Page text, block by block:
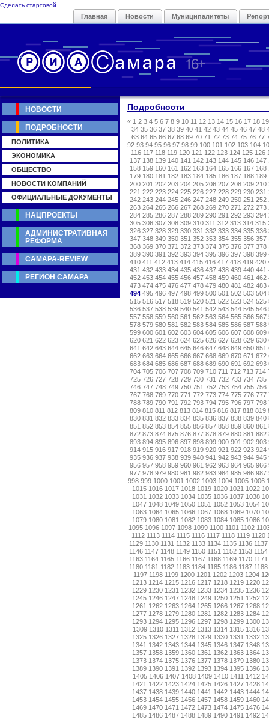
Сделать стартовой
Главная Новости Муниципалитеты
Подробности
« 1 2 3 4 5 6 7 8 9 10 11 12 13 14 15 16 17 18 19
34 35 36 37 38 39 40 41 42 43 44 45 46 47 48
63 64 65 66 67 68 69 70 71 72 73 74 75 76 77
92 93 94 95 96 97 98 99 100 101 102 103 104
116 117 118 119 120 121 122 123 124 125 126
137 138 139 140 141 142 143 144 145 146 147
158 159 160 161 162 163 164 165 166 167 168
179 180 181 182 183 184 185 186 187 188 189
200 201 202 203 204 205 206 207 208 209 210
221 222 223 224 225 226 227 228 229 230 231
242 243 244 245 246 247 248 249 250 251 252
263 264 265 266 267 268 269 270 271 272 273
284 285 286 287 288 289 290 291 292 293 294
305 306 307 308 309 310 311 312 313 314 315
326 327 328 329 330 331 332 333 334 335 336
347 348 349 350 351 352 353 354 355 356 357
368 369 370 371 372 373 374 375 376 377 378
389 390 391 392 393 394 395 396 397 398 399
410 411 412 413 414 415 416 417 418 419 420
431 432 433 434 435 436 437 438 439 440 441
452 453 454 455 456 457 458 459 460 461 462
473 474 475 476 477 478 479 480 481 482 483
494495 496 497 498 499 500 501 502 503 504
515 516 517 518 519 520 521 522 523 524 525
536 537 538 539 540 541 542 543 544 545 546
557 558 559 560 561 562 563 564 565 566 567
578 579 580 581 582 583 584 585 586 587 588
599 600 601 602 603 604 605 606 607 608 609
620 621 622 623 624 625 626 627 628 629 630
641 642 643 644 645 646 647 648 649 650 651
662 663 664 665 666 667 668 669 670 671 672
683 684 685 686 687 688 689 690 691 692 693
704 705 706 707 708 709 710 711 712 713 714
725 726 727 728 729 730 731 732 733 734 735
746 747 748 749 750 751 752 753 754 755 756
767 768 769 770 771 772 773 774 775 776 777
788 789 790 791 792 793 794 795 796 797 798
809 810 811 812 813 814 815 816 817 818 819
830 831 832 833 834 835 836 837 838 839 840
851 852 853 854 855 856 857 858 859 860 861
872 873 874 875 876 877 878 879 880 881 882
893 894 895 896 897 898 899 900 901 902 903
914 915 916 917 918 919 920 921 922 923 924
935 936 937 938 939 940 941 942 943 944 945
956 957 958 959 960 961 962 963 964 965 966
977 978 979 980 981 982 983 984 985 986 987
998 999 1000 1001 1002 1003 1004 1005 1006
1015 1016 1017 1018 1019 1020 1021 1022
1031 1032 1033 1034 1035 1036 1037 1038
1047 1048 1049 1050 1051 1052 1053 1054
1063 1064 1065 1066 1067 1068 1069 1070
1079 1080 1081 1082 1083 1084 1085 1086
1095 1096 1097 1098 1099 1100 1101 1102
1112 1113 1114 1115 1116 1117 1118 1119 1120
1129 1130 1131 1132 1133 1134 1135 1136 1137
1146 1147 1148 1149 1150 1151 1152 1153 1154
1163 1164 1165 1166 1167 1168 1169 1170 1171
1180 1181 1182 1183 1184 1185 1186 1187 1188
1197 1198 1199 1200 1201 1202 1203 1204
1213 1214 1215 1216 1217 1218 1219 1220
1229 1230 1231 1232 1233 1234 1235 1236
1245 1246 1247 1248 1249 1250 1251 1252
1261 1262 1263 1264 1265 1266 1267 1268
1277 1278 1279 1280 1281 1282 1283 1284
1293 1294 1295 1296 1297 1298 1299 1300
1309 1310 1311 1312 1313 1314 1315 1316
1325 1326 1327 1328 1329 1330 1331 1332
1341 1342 1343 1344 1345 1346 1347 1348
1357 1358 1359 1360 1361 1362 1363 1364
1373 1374 1375 1376 1377 1378 1379 1380
1389 1390 1391 1392 1393 1394 1395 1396
1405 1406 1407 1408 1409 1410 1411 1412
1421 1422 1423 1424 1425 1426 1427 1428
1437 1438 1439 1440 1441 1442 1443 1444
1453 1454 1455 1456 1457 1458 1459 1460
1469 1470 1471 1472 1473 1474 1475 1476
1485 1486 1487 1488 1489 1490 1491 1492
НОВОСТИ
ПОДРОБНОСТИ
ПОЛИТИКА
ЭКОНОМИКА
ОБЩЕСТВО
НОВОСТИ КОМПАНИЙ
ОФИЦИАЛЬНЫЕ ДОКУМЕНТЫ
НАЦПРОЕКТЫ
АДМИНИСТРАТИВНАЯ
РЕФОРМА
САМАРА-REVIEW
РЕГИОН САМАРА